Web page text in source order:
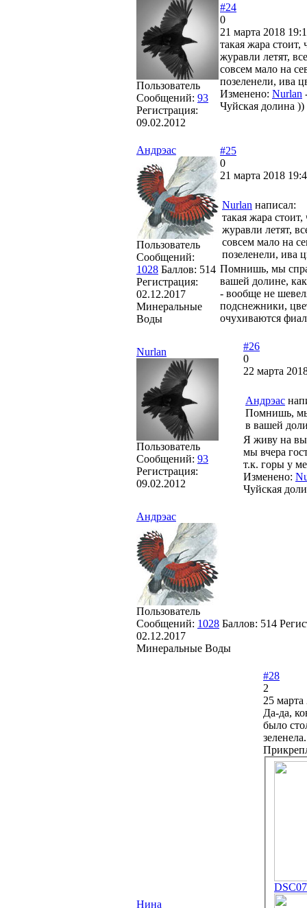
Пользователь
Сообщений: 93
Регистрация:
09.02.2012
#24
0
21 марта 2018
такая жара
журавли летят,
совсем мало на
позеленели, ива
Изменено: Nurlan
Чуйская долина ))
Андрэас
Пользователь
Сообщений:
1028 Баллов: 514
Регистрация:
02.12.2017
Минеральные
Воды
#25
0
21 марта 2018
Nurlan написал:
такая жара
журавли летят,
совсем мало на
позеленели, ива
Помнишь, мы
вашей долине,
- вообще не
подснежники,
очухиваются
Nurlan
Пользователь
Сообщений: 93
Регистрация:
09.02.2012
#26
0
22 марта
Андрэас
Помнишь, мы
в вашей
Я живу на
мы вчера
т.к. горы у
Изменено:
Чуйская
Андрэас
Пользователь
Сообщений: 1028 Баллов: 514
02.12.2017
Минеральные Воды
Нина
#28
2
25
Да-да,
было